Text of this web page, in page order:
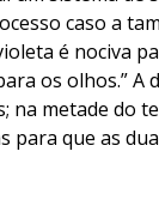
caso a
é nociva
os olhos.” A
na metade do
para que as